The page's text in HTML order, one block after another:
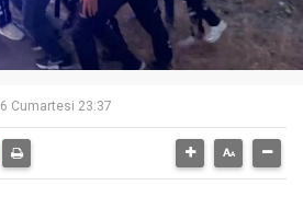
Cumartesi 23:37